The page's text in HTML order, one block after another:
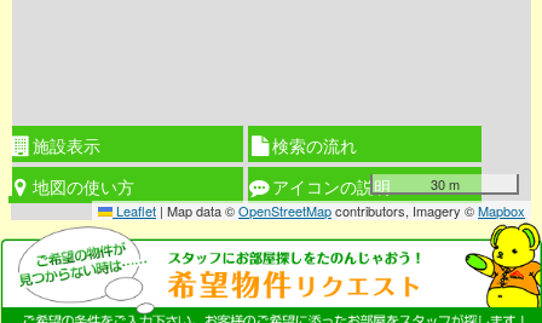
30 m
Leaflet | Map data ©OpenStreetMapcontributors, Imagery ©Mapbox
施設表示 検索の流れ
地図の使い方 アイコンの説明